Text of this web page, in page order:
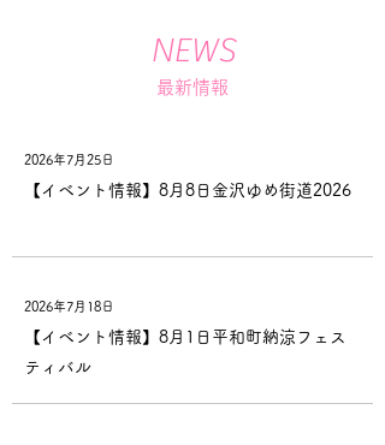
NEWS
最新情報
【イベント情報】8月8日金沢ゆめ街道2026
2026年7月25日
【イベント情報】8月1日平和町納涼フェス
ティバル
2026年7月18日